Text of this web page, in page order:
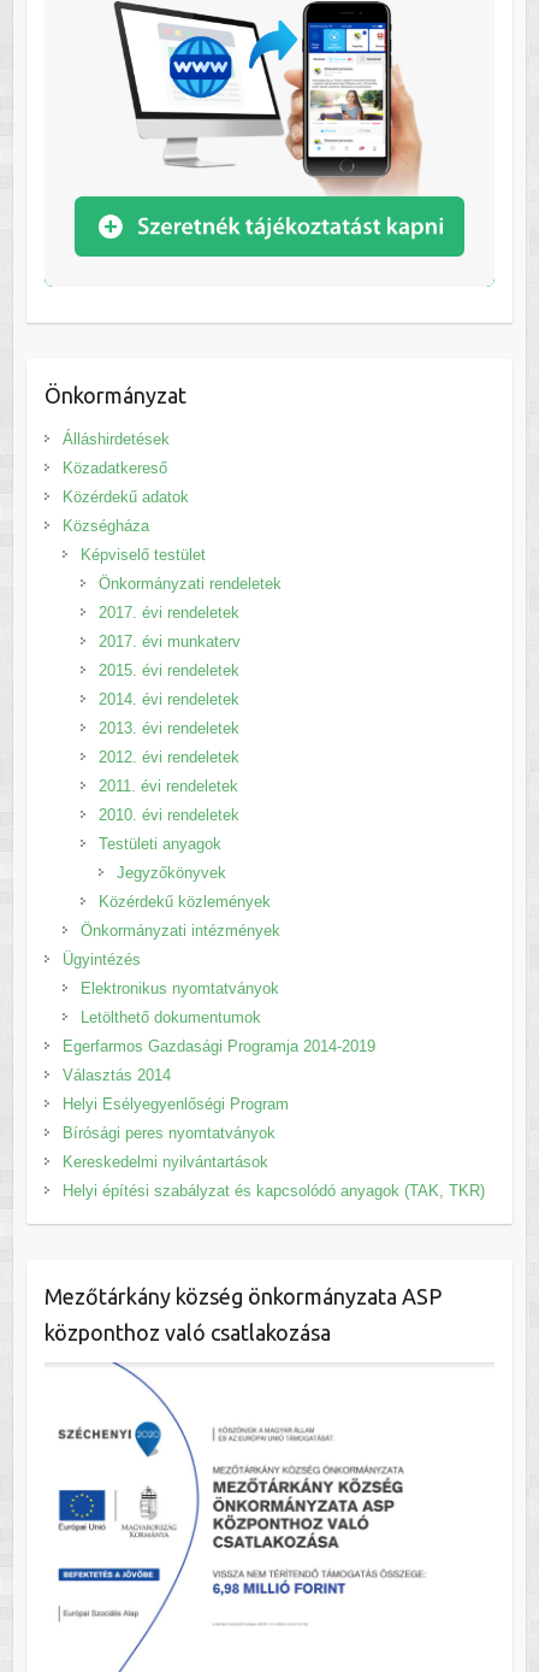
Önkormányzat
Álláshirdetések
Közadatkereső
Közérdekű adatok
Községháza
Képviselő testület
Önkormányzati rendeletek
2017. évi rendeletek
2017. évi munkaterv
2015. évi rendeletek
2014. évi rendeletek
2013. évi rendeletek
2012. évi rendeletek
2011. évi rendeletek
2010. évi rendeletek
Testületi anyagok
Jegyzőkönyvek
Közérdekű közlemények
Önkormányzati intézmények
Ügyintézés
Elektronikus nyomtatványok
Letölthető dokumentumok
Egerfarmos Gazdasági Programja 2014-2019
Választás 2014
Helyi Esélyegyenlőségi Program
Bírósági peres nyomtatványok
Kereskedelmi nyilvántartások
Helyi építési szabályzat és kapcsolódó anyagok (TAK, TKR)
Mezőtárkány község önkormányzata ASP
központhoz való csatlakozása